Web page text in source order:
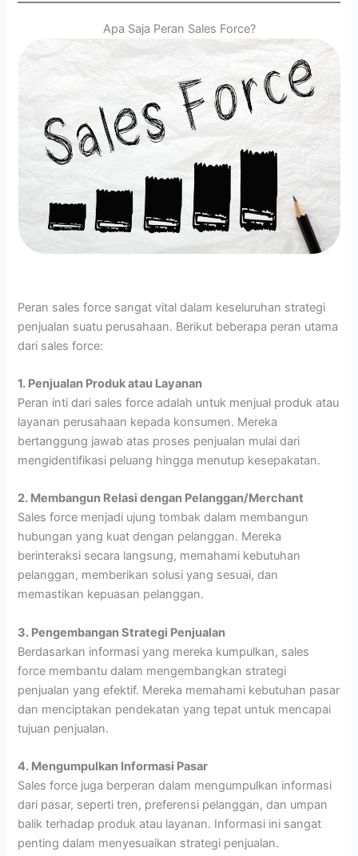
Apa Saja Peran Sales Force?
Peran sales force sangat vital dalam keseluruhan strategi
penjualan suatu perusahaan. Berikut beberapa peran utama
dari sales force:
1. Penjualan Produk atau Layanan
Peran inti dari sales force adalah untuk menjual produk atau
layanan perusahaan kepada konsumen. Mereka
bertanggung jawab atas proses penjualan mulai dari
mengidentifikasi peluang hingga menutup kesepakatan.
2. Membangun Relasi dengan Pelanggan/Merchant
Sales force menjadi ujung tombak dalam membangun
hubungan yang kuat dengan pelanggan. Mereka
berinteraksi secara langsung, memahami kebutuhan
pelanggan, memberikan solusi yang sesuai, dan
memastikan kepuasan pelanggan.
3. Pengembangan Strategi Penjualan
Berdasarkan informasi yang mereka kumpulkan, sales
force membantu dalam mengembangkan strategi
penjualan yang efektif. Mereka memahami kebutuhan pasar
dan menciptakan pendekatan yang tepat untuk mencapai
tujuan penjualan.
4. Mengumpulkan Informasi Pasar
Sales force juga berperan dalam mengumpulkan informasi
dari pasar, seperti tren, preferensi pelanggan, dan umpan
balik terhadap produk atau layanan. Informasi ini sangat
penting dalam menyesuaikan strategi penjualan.